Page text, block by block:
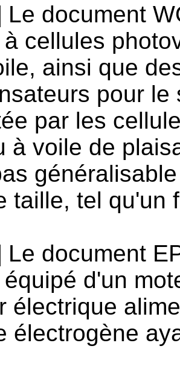
Le document
cellules
ainsi que
pour
par les
à voile de
taille, tel qu'un
Le document
d'un
électrique
électrogène